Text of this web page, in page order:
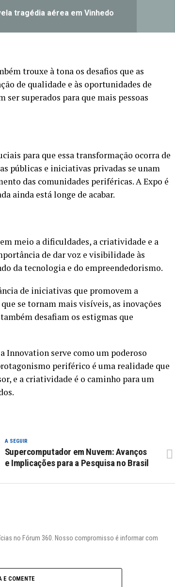
tragédia aérea em Vinhedo
trouxe à tona os desafios que as
de qualidade e às oportunidades de
ser superados para que mais pessoas
para que essa transformação ocorra de
públicas e iniciativas privadas se unam
das comunidades periféricas. A Expo é
ainda está longe de acabar.
meio a dificuldades, a criatividade e a
de dar voz e visibilidade às
da tecnologia e do empreendedorismo.
de iniciativas que promovem a
se tornam mais visíveis, as inovações
desafiam os estigmas que
Innovation serve como um poderoso
periférico é uma realidade que
e a criatividade é o caminho para um
A SEGUIR
Supercomputador em Nuvem: Avanços
e Implicações para a Pesquisa no Brasil
no Fórum 360. Nosso compromisso é informar com
E COMENTE